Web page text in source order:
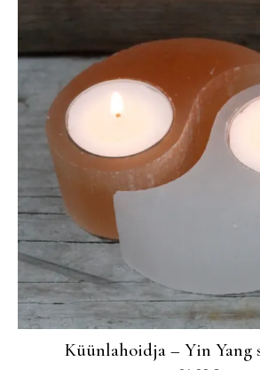
Küünlahoidja – Yin Yang